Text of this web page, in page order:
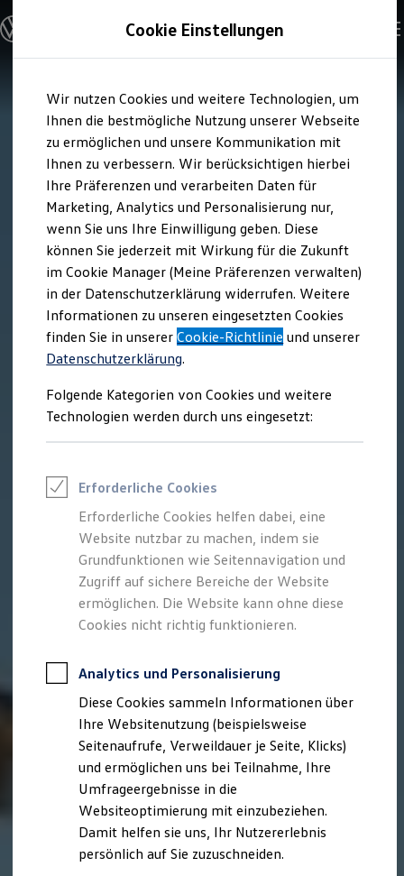
Hauptinhalt
springen
Footer
springen
Modelle und Konfigurator
Konfigurator
Modelle vergleichen
Elektroautos
ENERGY Sondermodelle
Nutzfahrzeuge
SUV und CUV
Familienautos
Kombis
Kompaktwagen
Sportwagen
Schnell verfügbare Fahrzeuge
Angebote und Produkte
Aktuelle Angebote
E-Auto-Förderung
Volkswagen Marktplatz
Die ENERGY Sondermodelle
Junge Gebrauchtwagen und Gebrauchtwagen
Volkswagen Zertifizierte Gebrauchtwagen
Elektromobilität bei Gebrauchtwagen
Saisonangebote
Reifenpakete
Leasing
Leasing-Angebote
Elektroauto Leasing
Kleinwagen-Leasing
Leasing ohne Anzahlung
Finanzierung
Autokredit mit Schlussrate
Versicherungen und Garantien
Kfz-Versicherung
Restschuldversicherungen
Garantien
Professional Class bei Volkswagen
Behörden
Direktkunden
Sonderfahrzeuge
Anpfiff zum Gewinn
Elektromobilität
Elektroautos
ID. Tutorials
Elektrofahrzeugkonzepte
ID. EVERY1
Reichweite
Cookie Einstellungen
Wir nutzen Cookies und weitere Technologien, um
Ihnen die bestmögliche Nutzung unserer Webseite
zu ermöglichen und unsere Kommunikation mit
Ihnen zu verbessern. Wir berücksichtigen hierbei
Ihre Präferenzen und verarbeiten Daten für
Marketing, Analytics und Personalisierung nur,
wenn Sie uns Ihre Einwilligung geben. Diese
können Sie jederzeit mit Wirkung für die Zukunft
im Cookie Manager (Meine Präferenzen verwalten)
in der Datenschutzerklärung widerrufen. Weitere
Informationen zu unseren eingesetzten Cookies
finden Sie in unsererCookie-Richtlinie und unserer
Datenschutzerklärung.
Folgende Kategorien von Cookies und weitere
Technologien werden durch uns eingesetzt:
Erforderliche Cookies
Erforderliche Cookies helfen dabei, eine
Website nutzbar zu machen, indem sie
Grundfunktionen wie Seitennavigation und
Zugriff auf sichere Bereiche der Website
ermöglichen. Die Website kann ohne diese
Cookies nicht richtig funktionieren.
Analytics und Personalisierung
Diese Cookies sammeln Informationen über
Ihre Websitenutzung (beispielsweise
Seitenaufrufe, Verweildauer je Seite, Klicks)
und ermöglichen uns bei Teilnahme, Ihre
Umfrageergebnisse in die
Websiteoptimierung mit einzubeziehen.
Damit helfen sie uns, Ihr Nutzererlebnis
persönlich auf Sie zuzuschneiden.